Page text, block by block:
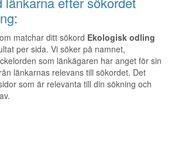
matchar ditt sökord Ekologisk odling
per sida. Vi söker på namnet,
som länkägaren har anget för sin
länkarnas relevans till sökordet. Det
som är relevanta till din sökning och